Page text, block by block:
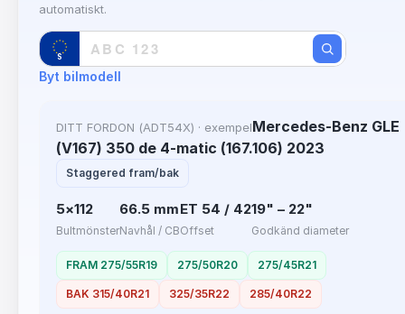
automatiskt.
Byt bilmodell
DITT FORDON (ADT54X) · exempelMercedes-Benz GLE
(V167) 350 de 4-matic (167.106) 2023
Staggered fram/bak
5×112
Bultmönster
66.5 mm
Navhål / CB
ET 54 / 42
Offset
19" – 22"
Godkänd diameter
FRAM 275/55R19 275/50R20 275/45R21
BAK 315/40R21 325/35R22 285/40R22